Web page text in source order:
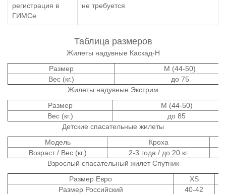
регистрация в
ГИМСе
не требуется
Таблица размеров
Жилеты надувные Каскад-Н
Размер
М (44-50)
Вес (кг.)
до 75
Жилеты надувные Экстрим
Размер
М (44-50)
Вес (кг.)
до 85
Детские спасательные жилеты
Модель
Кроха
Возраст / Вес (кг.)
2-3 года / до 20 кг.
Взрослый спасательный жилет Спутник
Размер Евро
XS
Размер Российский
40-42